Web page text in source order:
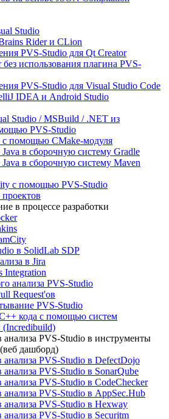
Studio
Rider и CLion
PVS-Studio для Qt Creator
использования плагина PVS-
PVS-Studio для Visual Studio Code
IDEA и Android Studio
Studio / MSBuild / .NET из
PVS-Studio
с помощью CMake-модуля
в сборочную систему Gradle
в сборочную систему Maven
с помощью PVS-Studio
в процессе разработки
в SolidLab SDP
в Jira
Integration
анализа PVS-Studio
Request'ов
PVS-Studio
кода с помощью систем
(Incredibuild)
анализа PVS-Studio в инструменты
(веб дашборд)
анализа PVS-Studio в DefectDojo
анализа PVS-Studio в SonarQube
анализа PVS-Studio в CodeChecker
анализа PVS-Studio в AppSec.Hub
анализа PVS-Studio в Hexway
анализа PVS-Studio в Securitm